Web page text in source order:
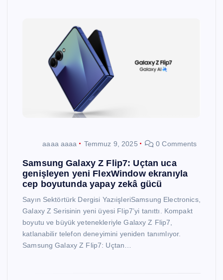
aaaa aaaa Temmuz 9, 2025 0 Comments
Samsung Galaxy Z Flip7: Uçtan uca
genişleyen yeni FlexWindow ekranıyla
cep boyutunda yapay zekâ gücü
Sayın Sektörtürk Dergisi YazıişleriSamsung Electronics,
Galaxy Z Serisinin yeni üyesi Flip7’yi tanıttı. Kompakt
boyutu ve büyük yetenekleriyle Galaxy Z Flip7,
katlanabilir telefon deneyimini yeniden tanımlıyor.
Samsung Galaxy Z Flip7: Uçtan…